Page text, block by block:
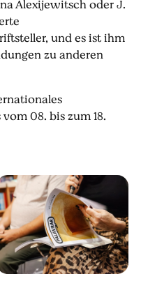
Alexijewitsch oder J.
und es ist ihm
zu anderen
08. bis zum 18.